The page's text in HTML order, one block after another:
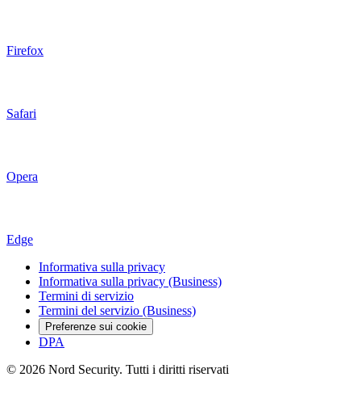
Firefox
Safari
Opera
Edge
Informativa sulla privacy
Informativa sulla privacy (Business)
Termini di servizio
Termini del servizio (Business)
Preferenze sui cookie
DPA
© 2026 Nord Security. Tutti i diritti riservati